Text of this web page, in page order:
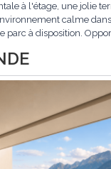
à l'étage, une jolie
calme
parc à disposition.
Duplex von mehr